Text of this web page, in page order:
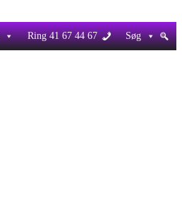
Søg
Ring 41 67 44 67